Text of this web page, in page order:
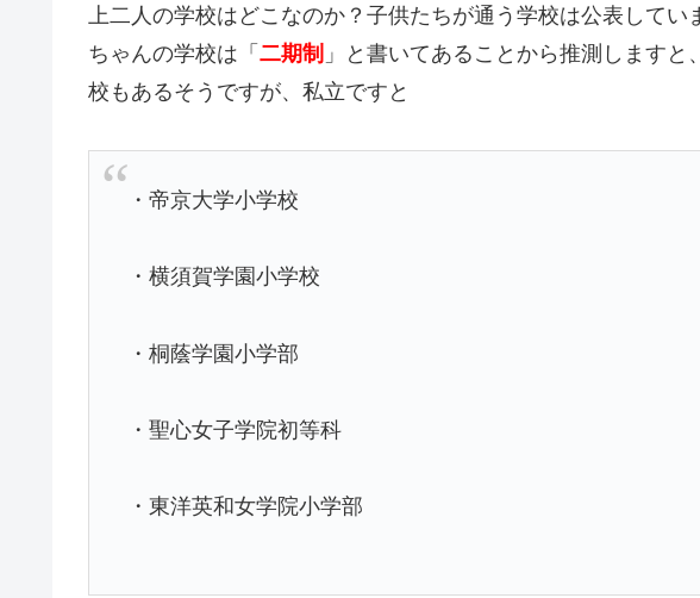
上二人の学校はどこなのか？子供たちが通う学校は公表してい
ちゃんの学校は「 二期制 」と書いてあることから推測します
校もあるそうですが、私立ですと
・帝京大学小学校
・横須賀学園小学校
・桐蔭学園小学部
・聖心女子学院初等科
・東洋英和女学院小学部